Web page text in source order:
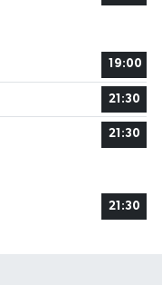
19:00
21:30
21:30
21:30